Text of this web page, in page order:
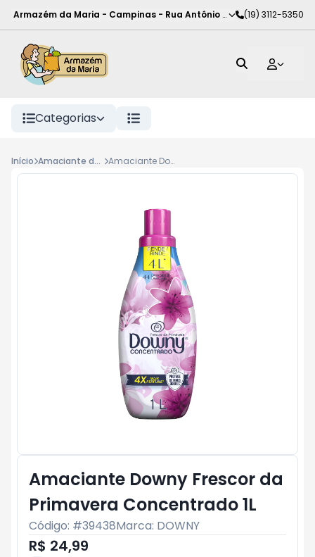
Armazém da Maria - Campinas - Rua Antônio Rodrigues de
(19) 3112-5350
Categorias
Início Amaciante de roupas Amaciante Downy Frescor da Primavera Concentrado 1L
Amaciante Downy Frescor da
Primavera Concentrado 1L
Código: #39438Marca: DOWNY
R$ 24,99